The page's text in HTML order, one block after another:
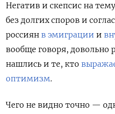
Негатив и скепсис на
без долгих споров и
россиян в эмиграции и
вообще говоря, довольно
нашлись и те, кто
оптимизм.
Чего не видно точно —